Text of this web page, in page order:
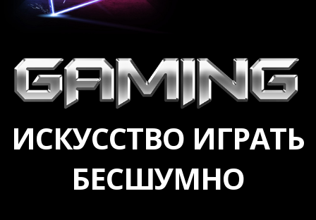
ИСКУССТВО ИГРАТЬ
БЕСШУМНО